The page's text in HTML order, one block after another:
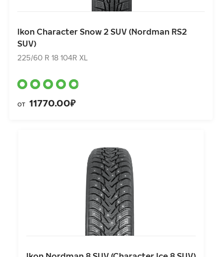
Ikon Character Snow 2 SUV (Nordman RS2
SUV)
225/60 R 18 104R XL
от 11770.00₽
от11770.00₽
Ikon Nordman 8 SUV (Character Ice 8 SUV)
225/60 R 18 104T XL